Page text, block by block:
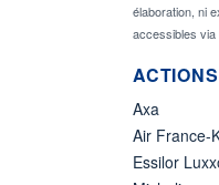
élaboration, ni
accessibles
Axa
Air France-
Essilor